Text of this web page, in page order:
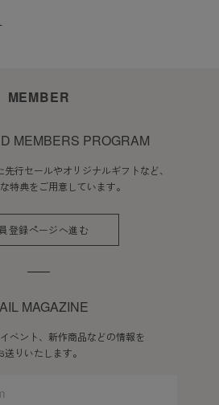
MEMBER
MEMBERS PROGRAM
行セールやオリジナルギフトなど、
特典をご用意しています。
登録ページへ進む
MAGAZINE
ベント、新作商品などの情報を
送りいたします。